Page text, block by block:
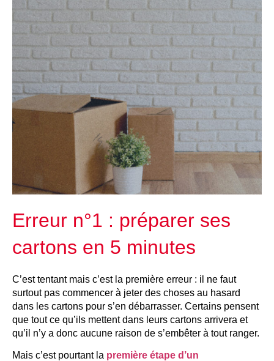
Erreur n°1 : préparer ses
cartons en 5 minutes
C’est tentant mais c’est la première erreur : il ne faut
surtout pas commencer à jeter des choses au hasard
dans les cartons pour s’en débarrasser. Certains pensent
que tout ce qu’ils mettent dans leurs cartons arrivera et
qu’il n’y a donc aucune raison de s’embêter à tout ranger.
Mais c’est pourtant la première étape d’un